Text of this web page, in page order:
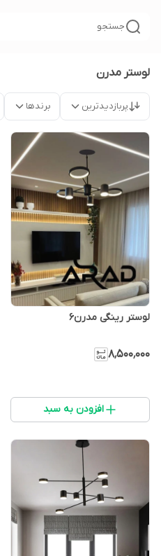
جستجو
لوستر مدرن
پربازدیدترین برندها
لوستر رینگی مدرن۶
۸٬۵۰۰٬۰۰۰
افزودن به سبد